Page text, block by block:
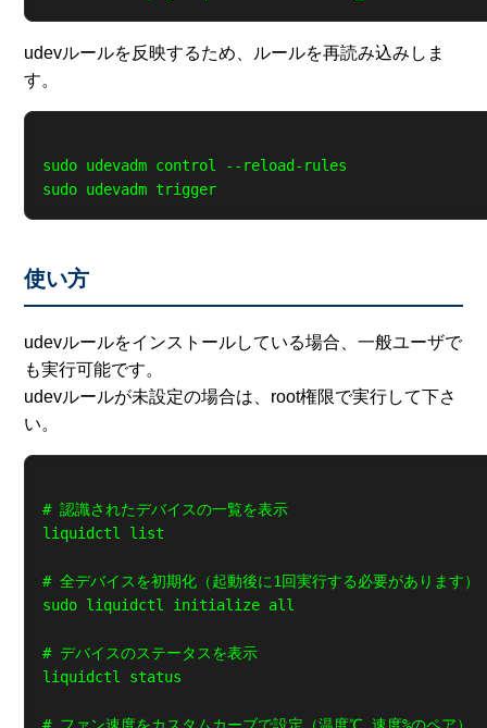
udevルールを反映するため、ルールを再読み込みしま
す。
sudo udevadm control --reload-rules
使い方
udevルールをインストールしている場合、一般ユーザで
も実行可能です。
udevルールが未設定の場合は、root権限で実行して下さ
い。
# 認識されたデバイスの一覧を表示
liquidctl list
# 全デバイスを初期化（起動後に1回実行する必要があります）
sudo liquidctl initialize all
# デバイスのステータスを表示
liquidctl status